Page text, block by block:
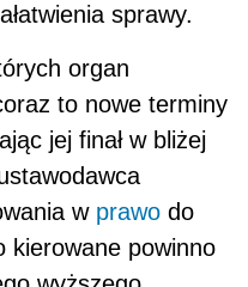
sprawy.
organ
to nowe terminy
jej finał w bliżej
w prawo do
kierowane powinno